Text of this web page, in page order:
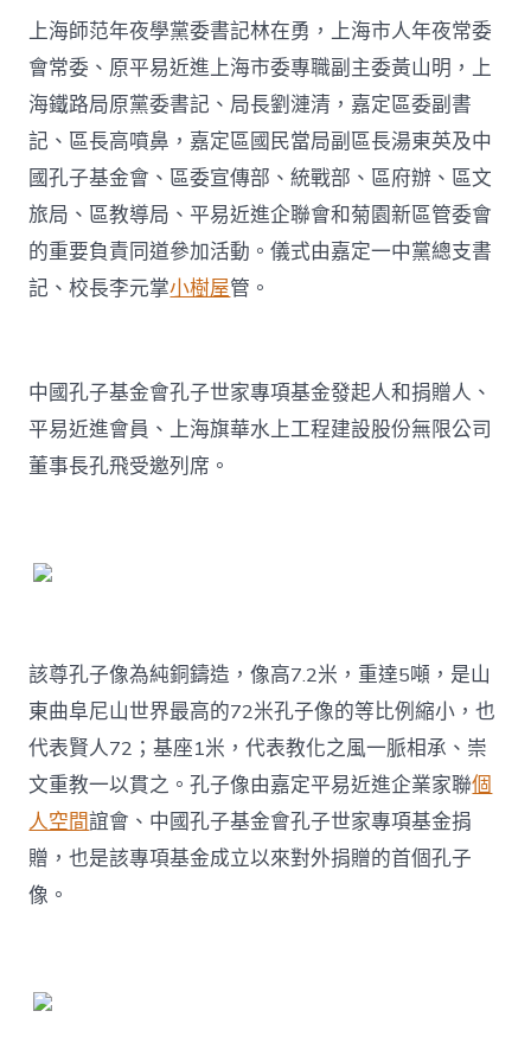
上海師范年夜學黨委書記林在勇，上海市人年夜常委
會常委、原平易近進上海市委專職副主委黃山明，上
海鐵路局原黨委書記、局長劉漣清，嘉定區委副書
記、區長高噴鼻，嘉定區國民當局副區長湯東英及中
國孔子基金會、區委宣傳部、統戰部、區府辦、區文
旅局、區教導局、平易近進企聯會和菊園新區管委會
的重要負責同道參加活動。儀式由嘉定一中黨總支書
記、校長李元掌小樹屋管。
中國孔子基金會孔子世家專項基金發起人和捐贈人、
平易近進會員、上海旗華水上工程建設股份無限公司
董事長孔飛受邀列席。
該尊孔子像為純銅鑄造，像高7.2米，重達5噸，是山
東曲阜尼山世界最高的72米孔子像的等比例縮小，也
代表賢人72；基座1米，代表教化之風一脈相承、崇
文重教一以貫之。孔子像由嘉定平易近進企業家聯個
人空間誼會、中國孔子基金會孔子世家專項基金捐
贈，也是該專項基金成立以來對外捐贈的首個孔子
像。